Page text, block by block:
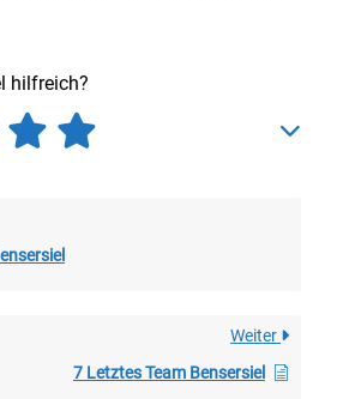
hilfreich?
Weiter
7 Letztes Team Bensersiel